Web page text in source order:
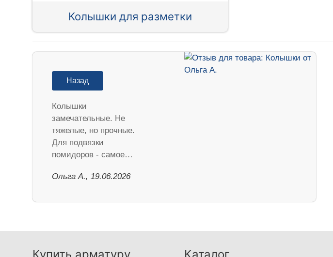
Колышки для разметки
Назад
Колышки
замечательные. Не
тяжелые, но прочные.
Для подвязки
помидоров - самое…
Ольга А., 19.06.2026
Купить арматуру Каталог